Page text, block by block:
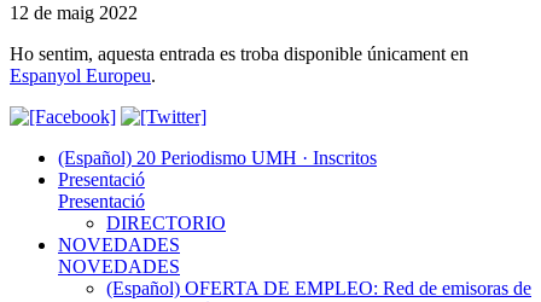
12 de maig 2022
Ho sentim, aquesta entrada es troba disponible únicament en
Espanyol Europeu.
(Español) 20 Periodismo UMH · Inscritos
Presentació
Presentació
DIRECTORIO
NOVEDADES
NOVEDADES
(Español) OFERTA DE EMPLEO: Red de emisoras de